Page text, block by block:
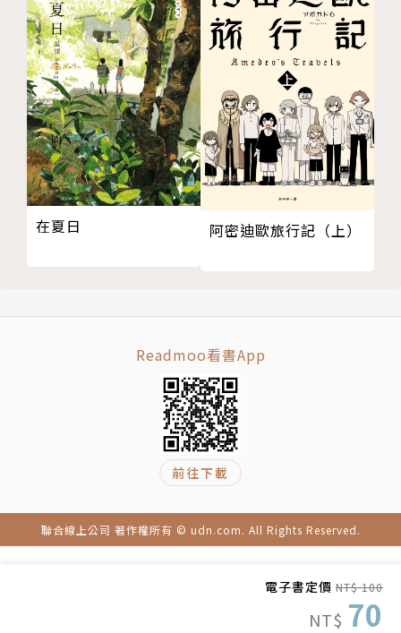
電子書定價 NT$ 100
NT$ 70
在夏日 阿密迪歐旅行記（上）
Readmoo看書App
前往下載
聯合線上公司 著作權所有 © udn.com. All Rights Reserved.